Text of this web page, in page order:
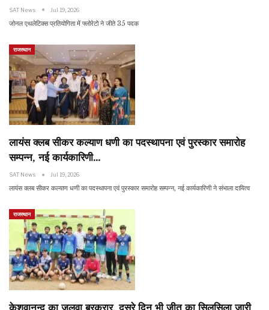
SAT News Jul 19, 2026
जोनल एथलेटिक्स प्रतियोगिता में फ्लोरेटो ने जीते 35 पदक
राजस्थान
लायंस क्लब सीकर कल्याण धणी का पदस्थापना एवं पुरस्कार समारोह
सम्पन्न, नई कार्यकारिणी…
SAT News Jul 19, 2026
लायंस क्लब सीकर कल्याण धणी का पदस्थापना एवं पुरस्कार समारोह सम्पन्न, नई कार्यकारिणी ने संभाला दायित्व
राजस्थान